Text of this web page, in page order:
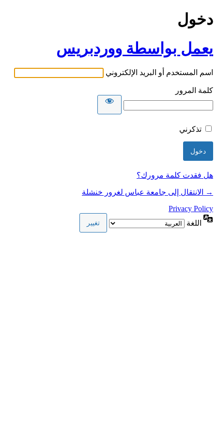
دخول
يعمل بواسطة ووردبريس
اسم المستخدم أو البريد الإلكتروني
كلمة المرور
تذكرني
هل فقدت كلمة مرورك؟
→ الانتقال إلى جامعة عباس لغرور خنشلة
Privacy Policy
اللغة